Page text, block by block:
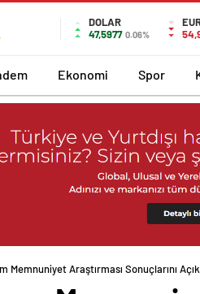
DOLAR
47,5977 0.06%
Ekonomi Spor
Memnuniyet Araştırması Sonuçlarını